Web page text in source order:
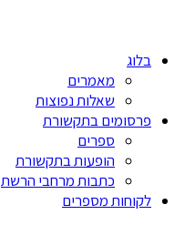
בלוג
מאמרים
שאלות נפוצות
פרסומים בתקשורת
ספרים
הופעות בתקשורת
כתבות מרחבי הרשת
לקוחות מספרים